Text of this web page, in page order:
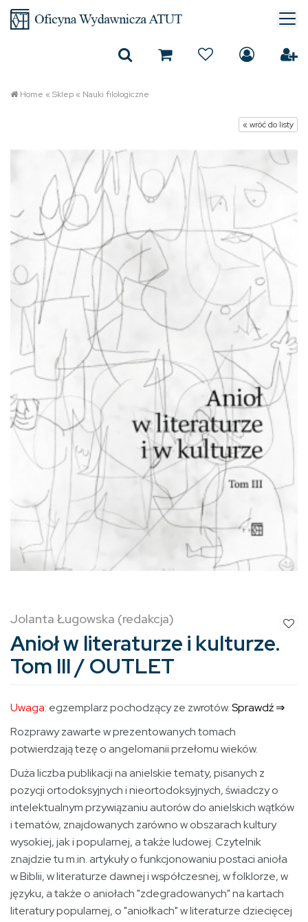
Home «Sklep« Nauki filologiczne
« wróć do listy
Jolanta Ługowska (redakcja)
Anioł w literaturze i kulturze.
Tom III / OUTLET
Uwaga: egzemplarz pochodzący ze zwrotów.Sprawdź ⇒
Rozprawy zawarte w prezentowanych tomach
potwierdzają tezę o angelomanii przełomu wieków.
Duża liczba publikacji na anielskie tematy, pisanych z
pozycji ortodoksyjnych i nieortodoksyjnych, świadczy o
intelektualnym przywiązaniu autorów do anielskich wątków
i tematów, znajdowanych zarówno w obszarach kultury
wysokiej, jak i popularnej, a także ludowej. Czytelnik
znajdzie tu m.in. artykuły o funkcjonowaniu postaci anioła
w Biblii, w literaturze dawnej i współczesnej, w folklorze, w
języku, a także o aniołach "zdegradowanych" na kartach
literatury popularnej, o "aniołkach" w literaturze dziecięcej